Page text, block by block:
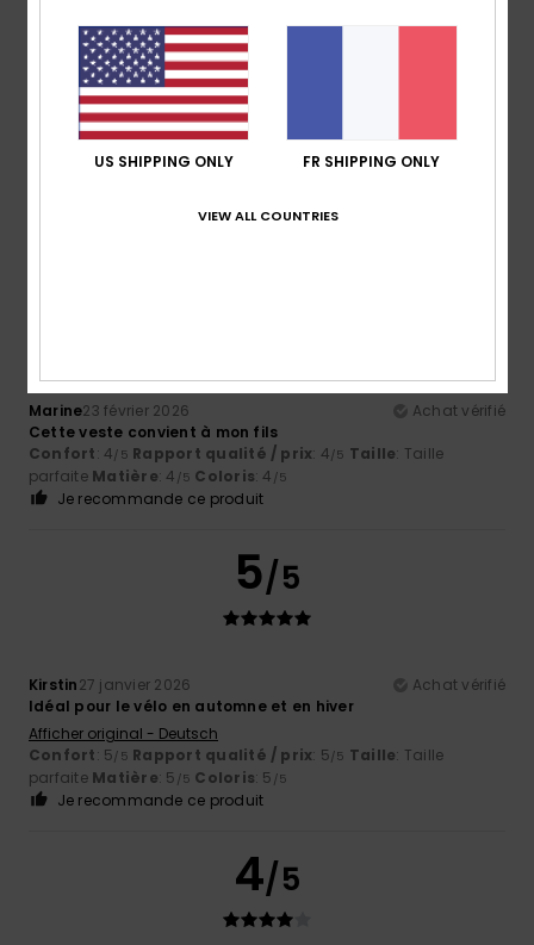
Taille
Trop petit
Marine23 février 2026
Achat vérifié
Cette veste convient à mon fils
Confort: 4/5 Rapport qualité / prix: 4/5 Taille: Taille
parfaite Matière: 4 /5 Coloris: 4 /5
Je recommande ce produit
5/5
Kirstin27 janvier 2026
Achat vérifié
Idéal pour le vélo en automne et en hiver
Afficher original - Deutsch
Confort: 5/5 Rapport qualité / prix: 5/5 Taille: Taille
parfaite Matière: 5 /5 Coloris: 5 /5
Je recommande ce produit
4/5
US SHIPPING ONLY FR SHIPPING ONLY
VIEW ALL COUNTRIES